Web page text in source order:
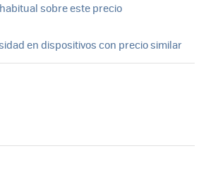
habitual sobre este precio
en dispositivos con precio similar